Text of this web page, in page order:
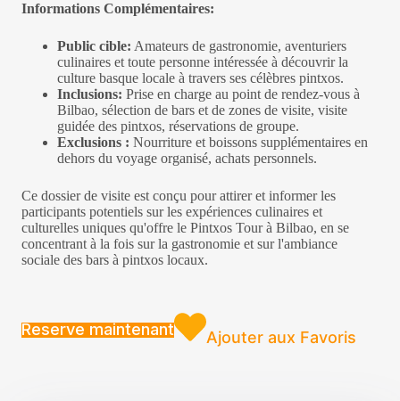
Informations Complémentaires:
Public cible: Amateurs de gastronomie, aventuriers
culinaires et toute personne intéressée à découvrir la
culture basque locale à travers ses célèbres pintxos.
Inclusions: Prise en charge au point de rendez-vous à
Bilbao, sélection de bars et de zones de visite, visite
guidée des pintxos, réservations de groupe.
Exclusions : Nourriture et boissons supplémentaires en
dehors du voyage organisé, achats personnels.
Ce dossier de visite est conçu pour attirer et informer les
participants potentiels sur les expériences culinaires et
culturelles uniques qu'offre le Pintxos Tour à Bilbao, en se
concentrant à la fois sur la gastronomie et sur l'ambiance
sociale des bars à pintxos locaux.
Reserve maintenant Ajouter aux Favoris